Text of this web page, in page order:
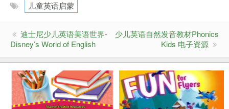
儿童英语启蒙
迪士尼少儿英语美语世界-
Disney’s World of English
少儿英语自然发音教材Phonics
Kids 电子资源